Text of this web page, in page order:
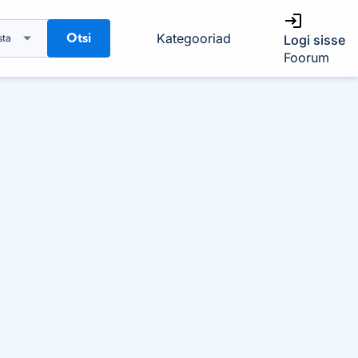
Otsi Kategooriad
Logi sisse
Foorum